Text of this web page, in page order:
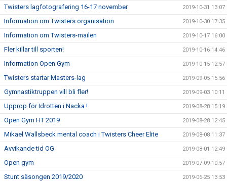
Twisters lagfotografering 16-17 november 2019-10-31 13:07
Information om Twisters organisation 2019-10-30 17:35
Information om Twisters-mailen 2019-10-17 16:00
Fler killar till sporten! 2019-10-16 14:46
Information Open Gym 2019-10-15 12:57
Twisters startar Masters-lag 2019-09-05 15:56
Gymnastiktruppen vill bli fler! 2019-09-03 10:11
Upprop för Idrotten i Nacka ! 2019-08-28 15:19
Open Gym HT 2019 2019-08-28 12:45
Mikael Wallsbeck mental coach i Twisters Cheer Elite 2019-08-08 11:37
Avvikande tid OG 2019-08-01 12:49
Open gym 2019-07-09 10:57
Stunt säsongen 2019/2020 2019-06-25 13:53